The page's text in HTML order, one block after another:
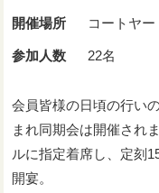
開催場所 コートヤ
参加人数 22名
会員皆様の日頃の行い
まれ同期会は開催され
ルに指定着席し、定刻
開宴。